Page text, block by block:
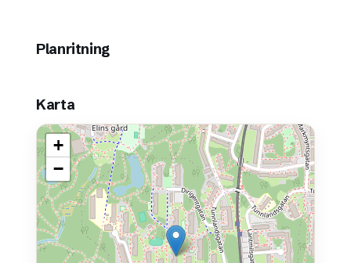
Planritning
Karta
+
−